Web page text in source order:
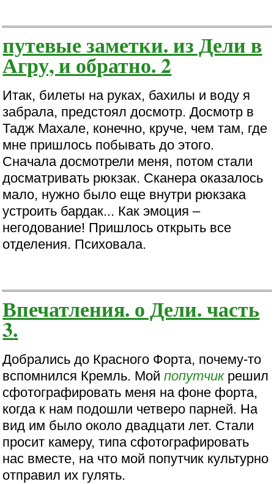
путевые заметки. из Дели в
Агру, и обратно. 2
Итак, билеты на руках, бахилы и воду я
забрала, предстоял досмотр. Досмотр в
Тадж Махале, конечно, круче, чем там, где
мне пришлось побывать до этого.
Сначала досмотрели меня, потом стали
досматривать рюкзак. Сканера оказалось
мало, нужно было еще внутри рюкзака
устроить бардак... Как эмоция –
негодование! Пришлось открыть все
отделения. Психовала.
Впечатления. о Дели. часть
3.
Добрались до Красного Форта, почему-то
вспомнился Кремль. Мойпопутчикрешил
сфотографировать меня на фоне форта,
когда к нам подошли четверо парней. На
вид им было около двадцати лет. Стали
просит камеру, типа сфотографировать
нас вместе, на что мой попутчик культурно
отправил их гулять.